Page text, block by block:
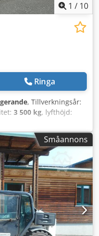
1 / 10
Ringa
, Tillverkningsår:
3 500 kg, lyfthöjd:
180 mm, effekt:45 kW
1 190 mm, gaffellängd:
längd:2 779 mm
1 290 mm,
500 Dcjdpjzqwfcsfx
999 kg Masttyp:
Hastighetsklass: 20
Framdäck, typ:
18 Framdäck, skick:
Bakdäck, storlek:
Småannons